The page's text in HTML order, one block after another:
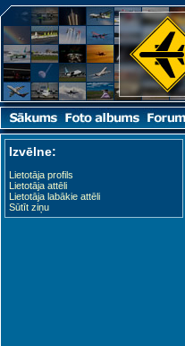
Izvēlne:
Lietotāja profils
Lietotāja attēli
Lietotāja labākie attēli
Sūtīt ziņu